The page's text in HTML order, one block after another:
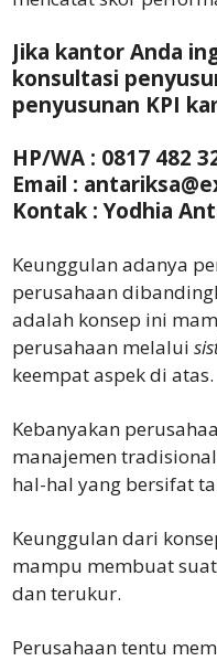
Jika kantor Anda
konsultasi
penyusunan KPI
HP/WA : 0817 482
Email :
Kontak : Yodhia
Keunggulan adanya
perusahaan
adalah konsep ini
perusahaan melalui
keempat aspek di atas.
Kebanyakan
manajemen
hal-hal yang bersifat
Keunggulan dari
mampu membuat
dan terukur.
Perusahaan tentu